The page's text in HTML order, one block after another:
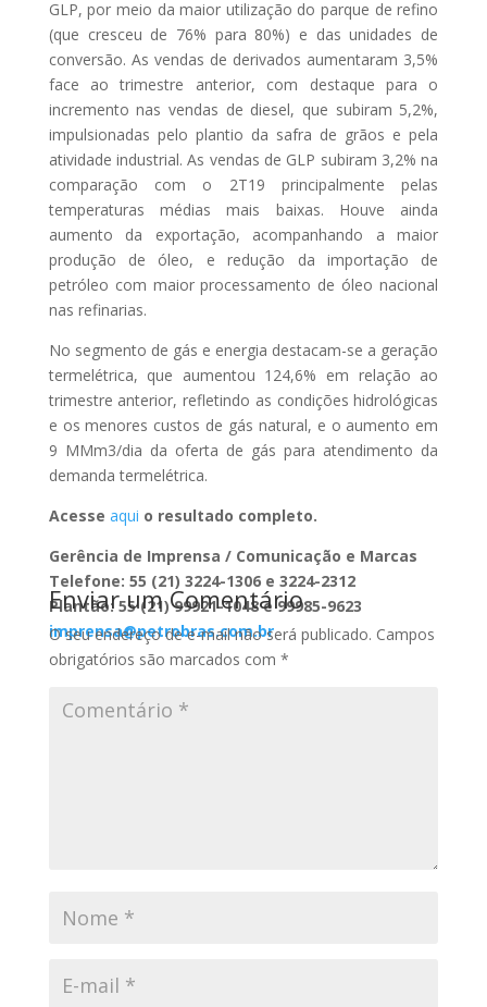
GLP, por meio da maior utilização do parque de refino
(que cresceu de 76% para 80%) e das unidades de
conversão. As vendas de derivados aumentaram 3,5%
face ao trimestre anterior, com destaque para o
incremento nas vendas de diesel, que subiram 5,2%,
impulsionadas pelo plantio da safra de grãos e pela
atividade industrial. As vendas de GLP subiram 3,2% na
comparação com o 2T19 principalmente pelas
temperaturas médias mais baixas. Houve ainda
aumento da exportação, acompanhando a maior
produção de óleo, e redução da importação de
petróleo com maior processamento de óleo nacional
nas refinarias.
No segmento de gás e energia destacam-se a geração
termelétrica, que aumentou 124,6% em relação ao
trimestre anterior, refletindo as condições hidrológicas
e os menores custos de gás natural, e o aumento em
9 MMm3/dia da oferta de gás para atendimento da
demanda termelétrica.
Acesse aqui o resultado completo.
Gerência de Imprensa / Comunicação e Marcas
Telefone: 55 (21) 3224-1306 e 3224-2312
Plantão: 55 (21) 99921-1048 e 99985-9623
imprensa@petrobras.com.br
Enviar um Comentário
O seu endereço de e-mail não será publicado. Campos
obrigatórios são marcados com *